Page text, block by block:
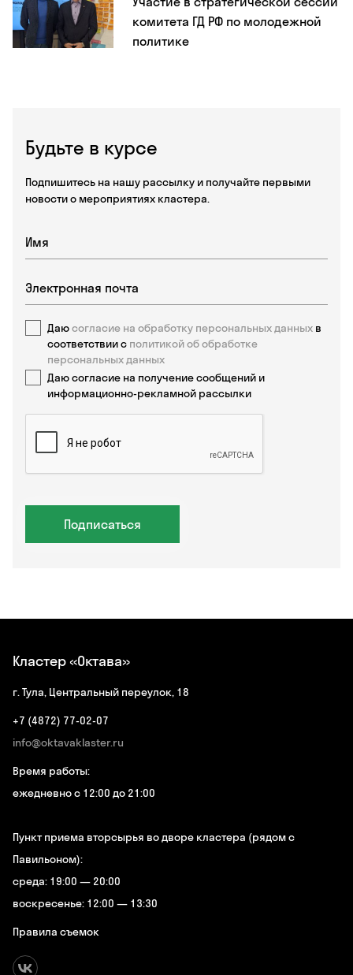
Будьте в курсе
Подпишитесь на нашу рассылку и получайте первыми
новости о мероприятиях кластера.
Даюсогласие на обработку персональных данных в
соответствии с политикой об обработке
персональных данных
Даю согласие на получение сообщений и
информационно-рекламной рассылки
Подписаться
комитета ГД РФ по молодежной
политике
Кластер «Октава»
г. Тула, Центральный переулок, 18
+7 (4872) 77-02-07
info@oktavaklaster.ru
Время работы:
ежедневно с 12:00 до 21:00
Пункт приема вторсырья во дворе кластера (рядом с
Павильоном):
среда: 19:00 — 20:00
воскресенье: 12:00 — 13:30
Правила съемок